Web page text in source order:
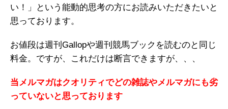
い！」という能動的思考の方にお読みいただきたいと
思っております。
お値段は週刊Gallopや週刊競馬ブックを読むのと同じ
料金。ですが、これだけは断言できますが、、、
当メルマガはクオリティでどの雑誌やメルマガにも劣
っていないと思っております